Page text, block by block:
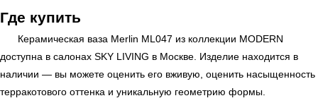
Где купить
Керамическая ваза Merlin ML047 из коллекции MODERN
доступна в салонах SKY LIVING в Москве. Изделие находится в
наличии — вы можете оценить его вживую, оценить насыщенность
терракотового оттенка и уникальную геометрию формы.